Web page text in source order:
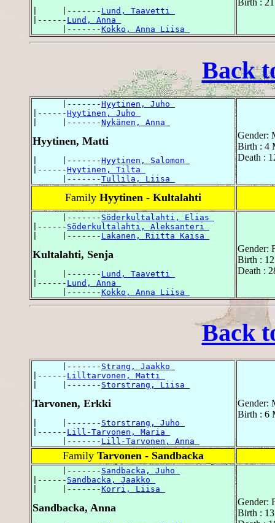
|     |------- Lund, Taavetti
|------ Lund, Anna
      |-------
Kokko, Anna Liisa
Birth :
Back
      |-------
Hyytinen, Juho
|------Hyytinen, Juho
|     |-------Nykänen, Anna
Hyytinen, Matti
|     |-------Hyytinen, Salomon
|------Hyytinen, Tilta
      |-------
Tullila, Liisa
Gender:
Birth : 4
Death :
Family Hyytinen - Kultalahti
      |-------
Söderkultalahti, Elias
|------ Söderkultalahti, Aleksanteri
|     |------- Lakanen, Riitta Kaisa
Kultalahti, Senja
|     |------- Lund, Taavetti
|------ Lund, Anna
      |-------
Kokko, Anna Liisa
Gender:
Birth :
Death :
Back
      |-------
Strang, Jaakko
|------ Lilltarvonen, Matti
|     |------- Storstrang, Liisa
Tarvonen, Erkki
|     |------- Storstrang, Juho
|------ Lill-Tarvonen, Maria
      |-------
Lill-Tarvonen, Anna
Gender:
Birth : 6
Family Tarvonen - Sandbacka
      |-------
Sandbacka, Juho
|------ Sandbacka, Jaakko
|     |-------Korri, Liisa
Sandbacka, Anna
Gender:
Birth :